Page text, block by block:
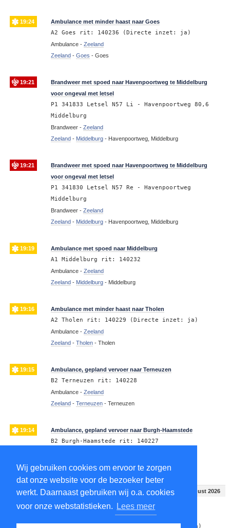
Wij gebruiken cookies om ervoor te zorgen
dat onze website voor de bezoeker beter
werkt. Daarnaast gebruiken wij o.a. cookies
voor onze webstatistieken.
Lees meer
19:24 Ambulance met minder haast naar Goes
A2 Goes rit: 140236 (Directe inzet: ja)
Ambulance - Zeeland
Zeeland- Goes - Goes
19:21
Brandweer met spoed naar Havenpoortweg te Middelburg
voor ongeval met letsel
P1 341833 Letsel N57 Li - Havenpoortweg 80,6
Middelburg
Brandweer - Zeeland
Zeeland- Middelburg- Havenpoortweg, Middelburg
19:21
Brandweer met spoed naar Havenpoortweg te Middelburg
voor ongeval met letsel
P1 341830 Letsel N57 Re - Havenpoortweg
Middelburg
Brandweer - Zeeland
Zeeland- Middelburg- Havenpoortweg, Middelburg
19:19 Ambulance met spoed naar Middelburg
A1 Middelburg rit: 140232
Ambulance - Zeeland
Zeeland- Middelburg- Middelburg
19:16 Ambulance met minder haast naar Tholen
A2 Tholen rit: 140229 (Directe inzet: ja)
Ambulance - Zeeland
Zeeland- Tholen- Tholen
19:15 Ambulance, gepland vervoer naar Terneuzen
B2 Terneuzen rit: 140228
Ambulance - Zeeland
Zeeland- Terneuzen- Terneuzen
19:14 Ambulance, gepland vervoer naar Burgh-Haamstede
B2 Burgh-Haamstede rit: 140227
Zeeland
Burgh-Haamstede Burgh-Haamstede
Saturday 18:00 - 19:00 8 August 2026
Ambulance met minder haast naar Domburg
A2 Domburg rit: 140223 (Directe inzet: ja)